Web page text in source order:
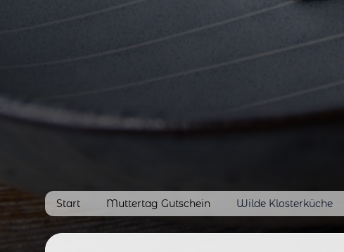
Start Muttertag Gutschein Wilde Klosterküche